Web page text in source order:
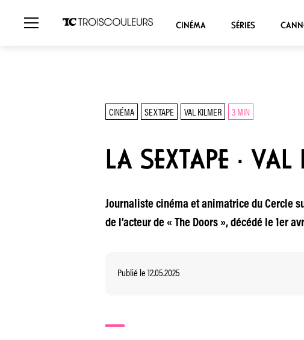
CINÉMA SÉRIES
CINÉMA SEXTAPE VAL KILMER 3 MIN
LA SEXTAPE ·
Journaliste cinéma et animatrice du Cercle
de l’acteur de « The Doors », décédé le 1er
Publié le 12.05.2025